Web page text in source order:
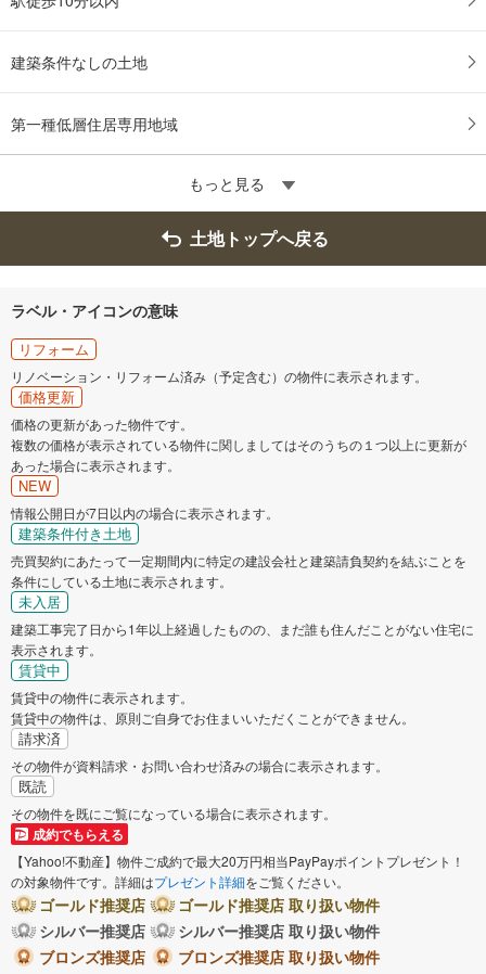
る
建築条件なしの土地
第一種低層住居専用地域
もっと見る
土地トップへ戻る
ラベル・アイコンの意味
リフォーム
リノベーション・リフォーム済み（予定含む）の物件に表示されます。
価格更新
価格の更新があった物件です。
複数の価格が表示されている物件に関しましてはそのうちの１つ以上に更新が
あった場合に表示されます。
NEW
情報公開日が7日以内の場合に表示されます。
建築条件付き土地
売買契約にあたって一定期間内に特定の建設会社と建築請負契約を結ぶことを
条件にしている土地に表示されます。
未入居
建築工事完了日から1年以上経過したものの、まだ誰も住んだことがない住宅に
表示されます。
賃貸中
賃貸中の物件に表示されます。
賃貸中の物件は、原則ご自身でお住まいいただくことができません。
請求済
その物件が資料請求・お問い合わせ済みの場合に表示されます。
既読
その物件を既にご覧になっている場合に表示されます。
成約でもらえる
【Yahoo!不動産】物件ご成約で最大20万円相当PayPayポイントプレゼント！
の対象物件です。詳細はプレゼント詳細をご覧ください。
ゴールド推奨店
ゴールド推奨店 取り扱い物件
シルバー推奨店
シルバー推奨店 取り扱い物件
ブロンズ推奨店
ブロンズ推奨店 取り扱い物件